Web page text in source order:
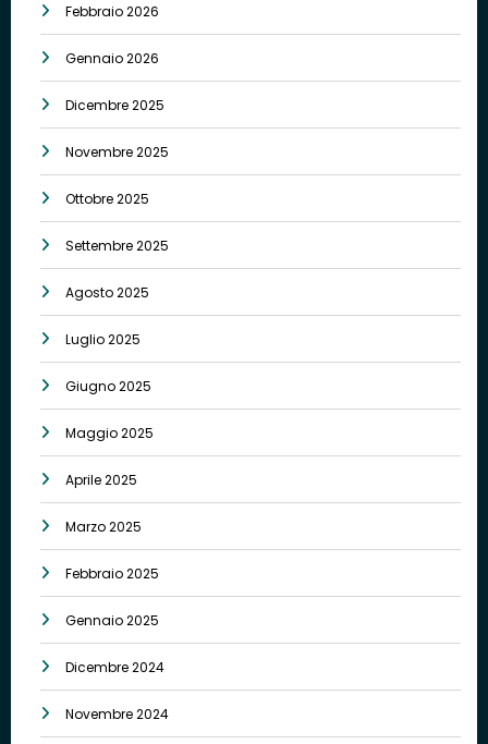
Febbraio 2026
Gennaio 2026
Dicembre 2025
Novembre 2025
Ottobre 2025
Settembre 2025
Agosto 2025
Luglio 2025
Giugno 2025
Maggio 2025
Aprile 2025
Marzo 2025
Febbraio 2025
Gennaio 2025
Dicembre 2024
Novembre 2024